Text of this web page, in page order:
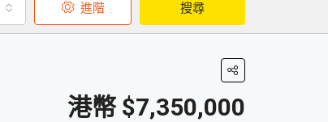
進階 搜尋
$7,350,000